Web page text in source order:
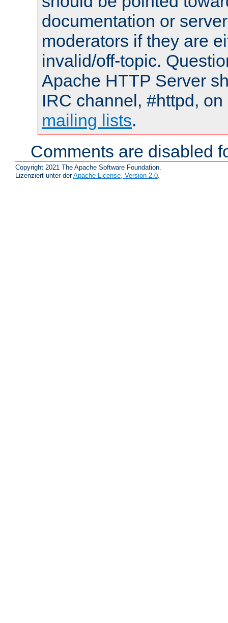
documentation or
moderators if they are
invalid/off-topic.
Apache HTTP Server
IRC channel, #httpd,
mailing lists.
Comments are disabled
Copyright 2021 The Apache Software Foundation.
Lizenziert unter derApache License, Version 2.0